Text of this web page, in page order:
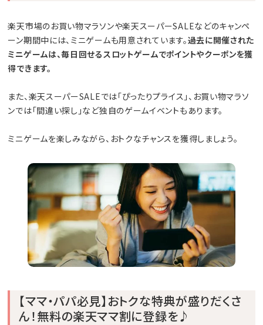
楽天市場のお買い物マラソンや楽天スーパーSALEなどのキャンペ
ーン期間中には、ミニゲームも用意されています。過去に開催された
ミニゲームは、毎日回せるスロットゲームでポイントやクーポンを獲
得できます。
また、楽天スーパーSALEでは「ぴったりプライス」、お買い物マラソ
ンでは「間違い探し」など独自のゲームイベントもあります。
ミニゲームを楽しみながら、おトクなチャンスを獲得しましょう。
【ママ・パパ必見】おトクな特典が盛りだくさ
ん！無料の楽天ママ割に登録を♪